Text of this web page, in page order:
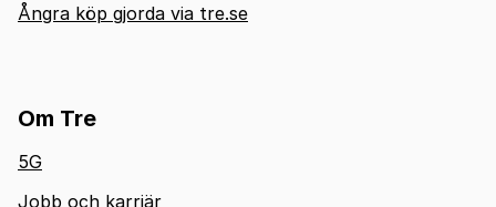
Ångra köp gjorda via tre.se
Om Tre
5G
Jobb och karriär